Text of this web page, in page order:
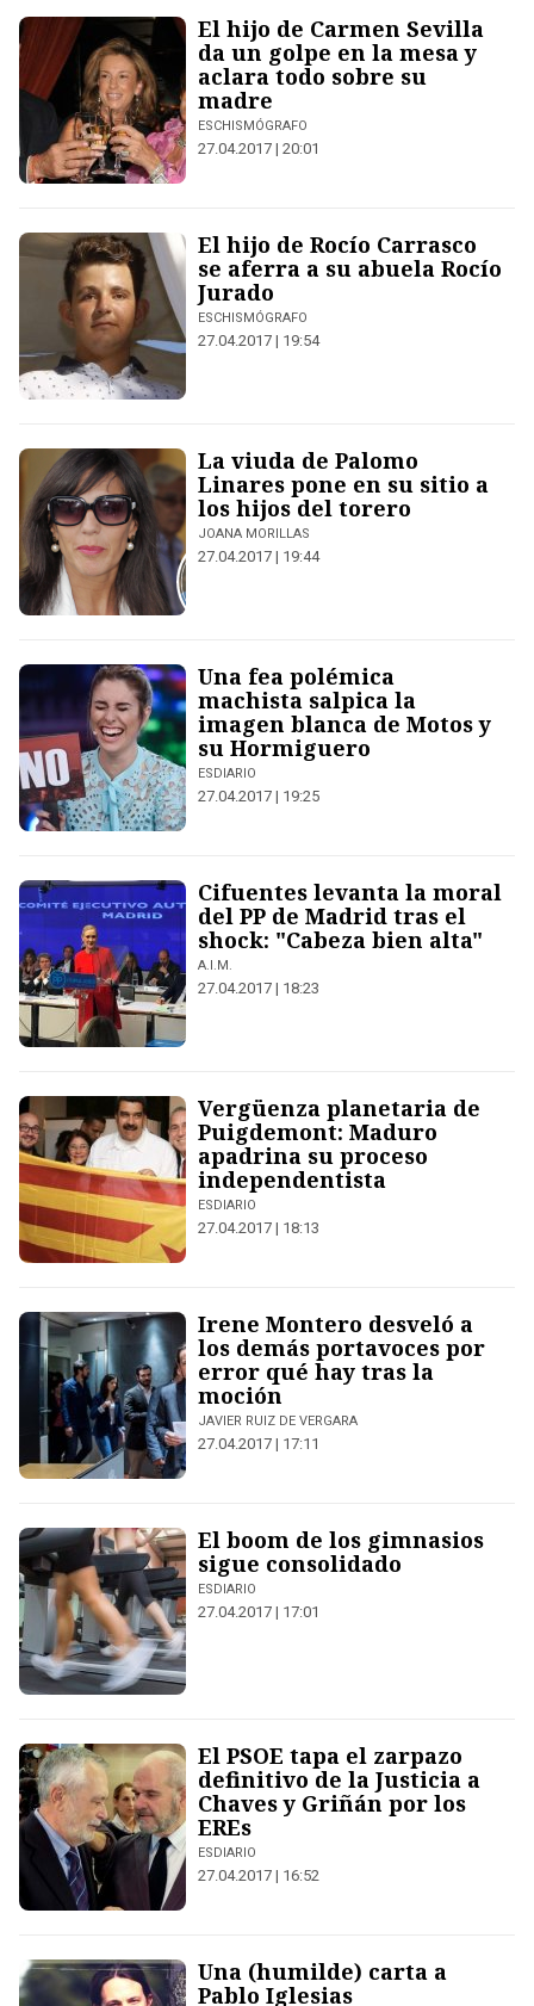
El hijo de Carmen Sevilla
da un golpe en la mesa y
aclara todo sobre su
madre
ESCHISMÓGRAFO
27.04.2017 | 20:01
El hijo de Rocío Carrasco
se aferra a su abuela Rocío
Jurado
ESCHISMÓGRAFO
27.04.2017 | 19:54
La viuda de Palomo
Linares pone en su sitio a
los hijos del torero
JOANA MORILLAS
27.04.2017 | 19:44
Una fea polémica
machista salpica la
imagen blanca de Motos y
su Hormiguero
ESDIARIO
27.04.2017 | 19:25
Cifuentes levanta la moral
del PP de Madrid tras el
shock: "Cabeza bien alta"
A.I.M.
27.04.2017 | 18:23
Vergüenza planetaria de
Puigdemont: Maduro
apadrina su proceso
independentista
ESDIARIO
27.04.2017 | 18:13
Irene Montero desveló a
los demás portavoces por
error qué hay tras la
moción
JAVIER RUIZ DE VERGARA
27.04.2017 | 17:11
El boom de los gimnasios
sigue consolidado
ESDIARIO
27.04.2017 | 17:01
El PSOE tapa el zarpazo
definitivo de la Justicia a
Chaves y Griñán por los
EREs
ESDIARIO
27.04.2017 | 16:52
Una (humilde) carta a
Pablo Iglesias